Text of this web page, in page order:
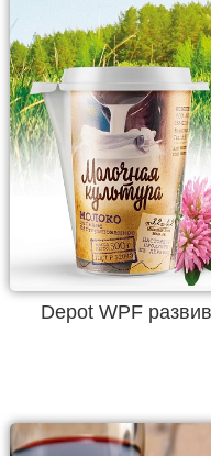
Depot WPF